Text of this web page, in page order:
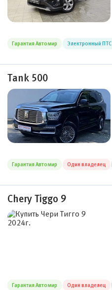
Гарантия Автомир Электронный ПТС
Tank 500
Гарантия Автомир Один владелец
Chery Tiggo 9
Гарантия Автомир Один владелец